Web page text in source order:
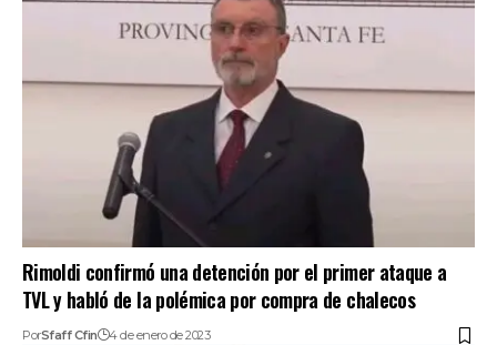
Rimoldi confirmó una detención por el primer ataque a
TVL y habló de la polémica por compra de chalecos
PorSfaff Cfin 4 de enero de 2023